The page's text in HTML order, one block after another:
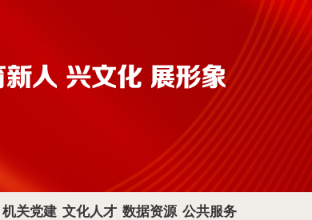
机关党建 文化人才 数据资源 公共服务